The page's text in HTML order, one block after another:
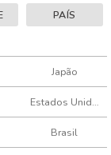
PAÍS
Japão
Estados Unidos
Brasil